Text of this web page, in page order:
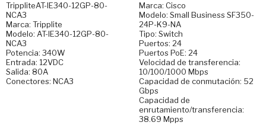
TrippliteAT-IE340-12GP-80-
NCA3
Marca: Tripplite
Modelo: AT-IE340-12GP-80-
NCA3
Potencia: 340W
Entrada: 12VDC
Salida: 80A
Conectores: NCA3
Marca: Cisco
Modelo: Small Business SF350-
24P-K9-NA
Tipo: Switch
Puertos: 24
Puertos PoE: 24
Velocidad de transferencia:
10/100/1000 Mbps
Capacidad de conmutación: 52
Gbps
Capacidad de
enrutamiento/transferencia:
38.69 Mpps